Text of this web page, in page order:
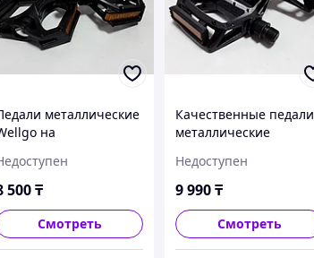
металлические
на
Kaspi RED
500₸
Смотреть
Качественные педали
металлические
подшипниках.
Оригинал.
Недоступен
9 990₸
Смотреть